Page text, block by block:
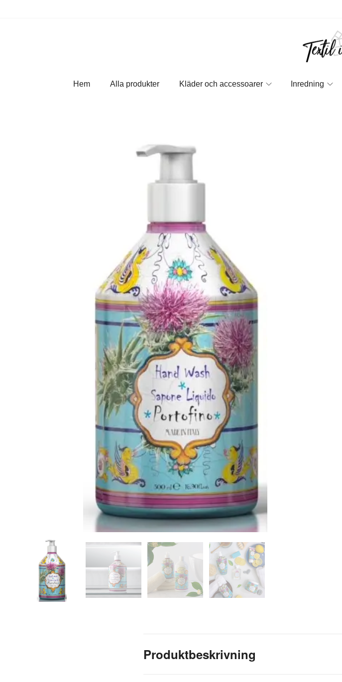
Hem Alla produkter Kläder och accessoarer Inredning
Produktbeskrivning